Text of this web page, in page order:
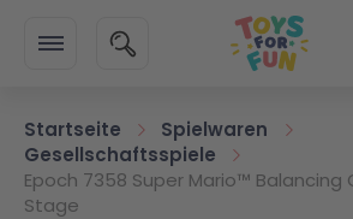
SUCHE
Startseite
Spielwaren
Gesellschaftsspiele
Epoch 7358 Super Mario™ Balancing
Stage